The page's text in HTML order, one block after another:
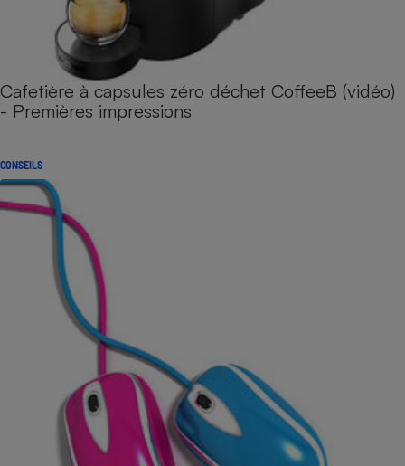
Cafetière à capsules zéro déchet CoffeeB (vidéo)
- Premières impressions
CONSEILS